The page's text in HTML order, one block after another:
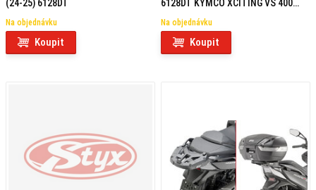
(24-25) 6128DT
Na objednávku
Koupit
6128DT KYMCO XCITING VS 400
Na objednávku
Koupit